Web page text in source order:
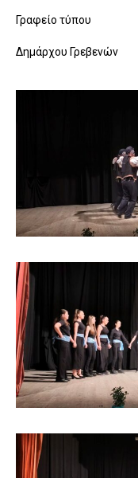
Γραφείο τύπου
Δημάρχου Γρεβενών